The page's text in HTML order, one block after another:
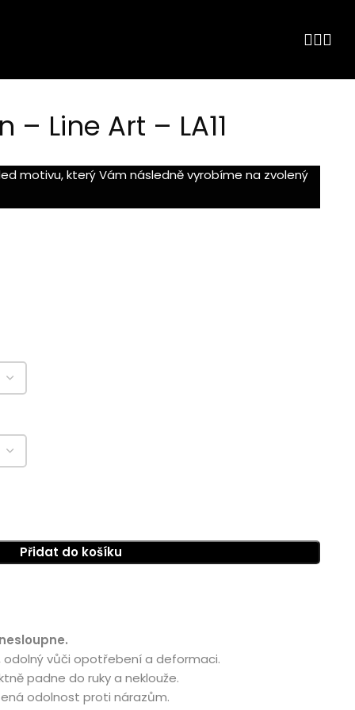
Line Art – LA11
motivu, který Vám následně vyrobíme na zvolený
Přidat do košíku
odolný vůči opotřebení a deformaci.
padne do ruky a neklouže.
odolnost proti nárazům.